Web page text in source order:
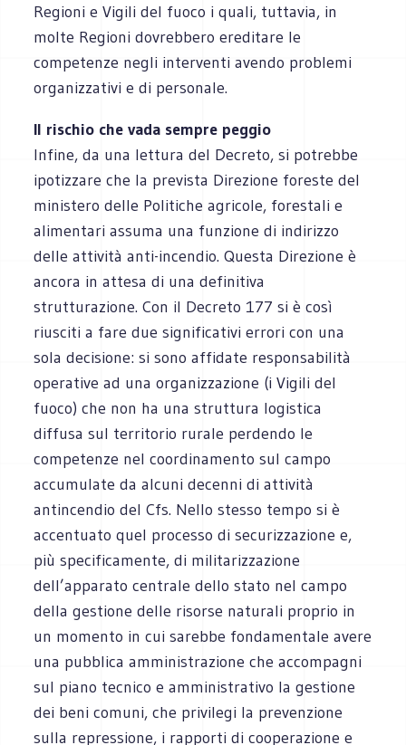
Regioni e Vigili del fuoco i quali, tuttavia, in
molte Regioni dovrebbero ereditare le
competenze negli interventi avendo problemi
organizzativi e di personale.
Il rischio che vada sempre peggio
Infine, da una lettura del Decreto, si potrebbe
ipotizzare che la prevista Direzione foreste del
ministero delle Politiche agricole, forestali e
alimentari assuma una funzione di indirizzo
delle attività anti-incendio. Questa Direzione è
ancora in attesa di una definitiva
strutturazione. Con il Decreto 177 si è così
riusciti a fare due significativi errori con una
sola decisione: si sono affidate responsabilità
operative ad una organizzazione (i Vigili del
fuoco) che non ha una struttura logistica
diffusa sul territorio rurale perdendo le
competenze nel coordinamento sul campo
accumulate da alcuni decenni di attività
antincendio del Cfs. Nello stesso tempo si è
accentuato quel processo di securizzazione e,
più specificamente, di militarizzazione
dell’apparato centrale dello stato nel campo
della gestione delle risorse naturali proprio in
un momento in cui sarebbe fondamentale avere
una pubblica amministrazione che accompagni
sul piano tecnico e amministrativo la gestione
dei beni comuni, che privilegi la prevenzione
sulla repressione, i rapporti di cooperazione e